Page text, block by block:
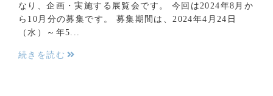
なり、企画・実施する展覧会です。 今回は2024年8月か
ら10月分の募集です。 募集期間は、2024年4月24日
（水）～年5...
続きを読む